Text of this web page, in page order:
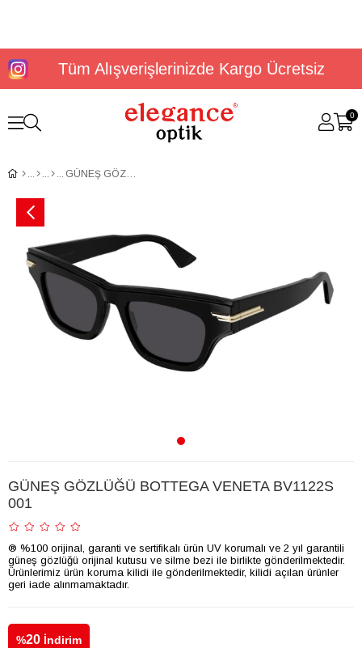
Tüm Alışverişlerinizde Kargo Ücretsiz
0
GÜNEŞ GÖZLÜĞÜ BOTTEGA VENETA BV1122S 001
GÜNEŞ GÖZLÜĞÜ BOTTEGA VENETA BV1122S
001
® %100 orijinal, garanti ve sertifikalı ürün UV korumalı ve 2 yıl garantili
güneş gözlüğü orijinal kutusu ve silme bezi ile birlikte gönderilmektedir.
Ürünlerimiz ürün koruma kilidi ile gönderilmektedir, kilidi açılan ürünler
geri iade alınmamaktadır.
%20 İndirim